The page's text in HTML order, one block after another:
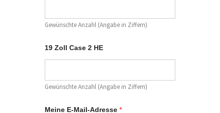
Gewünschte Anzahl (Angabe in Ziffern)
19 Zoll Case 2 HE
Gewünschte Anzahl (Angabe in Ziffern)
Meine E-Mail-Adresse *